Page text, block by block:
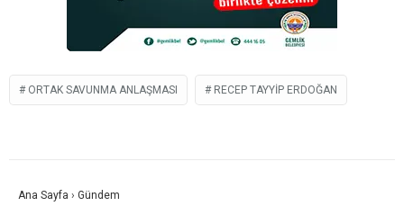
ORTAK SAVUNMA ANLAŞMASI RECEP TAYYIP ERDOĞAN
Ana Sayfa › Gündem